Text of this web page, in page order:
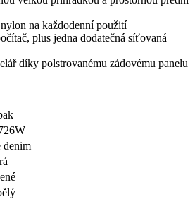
na každodenní použití
plus jedna dodatečná síťovaná
díky polstrovanému zádovému panelu
denim